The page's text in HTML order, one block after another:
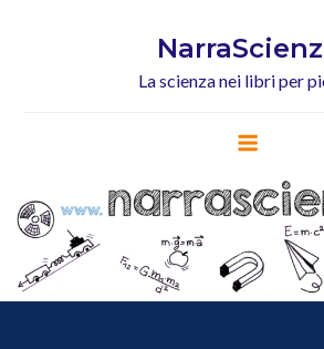
La scienza nei libri per